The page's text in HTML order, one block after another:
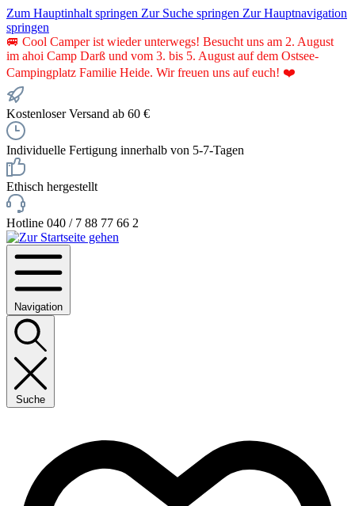
Zum Hauptinhalt springen Zur Suche springen Zur Hauptnavigation
springen
🚐 Cool Camper ist wieder unterwegs! Besucht uns am 2. August
im ahoi Camp Darß und vom 3. bis 5. August auf dem Ostsee-
Campingplatz Familie Heide. Wir freuen uns auf euch! ❤️
Kostenloser Versand ab 60 €
Individuelle Fertigung innerhalb von 5-7-Tagen
Ethisch hergestellt
Hotline 040 / 7 88 77 66 2
Navigation
Suche